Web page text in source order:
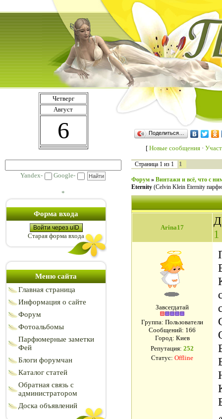
Четверг
Август
6
Yandex- Google-
*
Форма входа
Войти через uID
Старая форма входа
Меню сайта
Главная страница
Информация о сайте
Форум
Фотоальбомы
Парфюмерные заметки
Фей
Блоги форумчан
Каталог статей
Обратная связь с
администратором
Доска объявлений
Поделиться…
[ Новые сообщения ·
Страница 1 из 1 1
Форум » Винтажи и всё, что с
Eternity (Сelvin Klein Eternity
Arina17
1
Завсегдатай
Группа: Пользователи
Сообщений: 166
Город: Киев
Репутация: 252
Статус: Offline